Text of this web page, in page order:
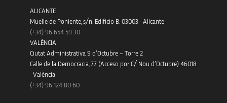
ALICANTE
Muelle de Poniente, s/n. Edificio B. 03003 · Alicante
(+34) 96 654 59 30
VALÈNCIA
Ciutat Administrativa 9 d’Octubre – Torre 2
Calle de la Democracia, 77 (Acceso por C/ Nou d’Octubre) 46018
· València
(+34) 96 124 80 60